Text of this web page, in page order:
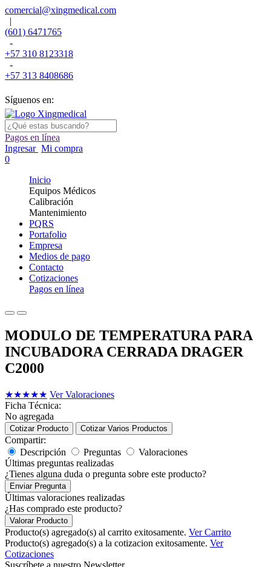
comercial@xingmedical.com
|
(601) 6471765
-
+57 310 8123318
-
+57 313 8408686
Síguenos en:
Pagos en línea
Ingresar Mi compra
0
Inicio
Equipos Médicos
Calibración
Mantenimiento
PQRS
Portafolio
Empresa
Medios de pago
Contacto
Cotizaciones
Pagos en línea
MODULO DE TEMPERATURA PARA
INCUBADORA CERRADA DRAGER
C2000
★★★★★ Ver Valoraciones
Ficha Técnica:
No agregada
Cotizar Producto Cotizar Varios Productos
Compartir:
Descripción
Preguntas
Valoraciones
Últimas preguntas realizadas
¿Tienes alguna duda o pregunta sobre este producto?
Enviar Pregunta
Últimas valoraciones realizadas
¿Has comprado este producto?
Valorar Producto
Producto(s) agregado(s) al carrito exitosamente. Ver Carrito
Producto(s) agregado(s) a la cotizacion exitosamente. Ver
Cotizaciones
Suscríbete a nuestro Newsletter